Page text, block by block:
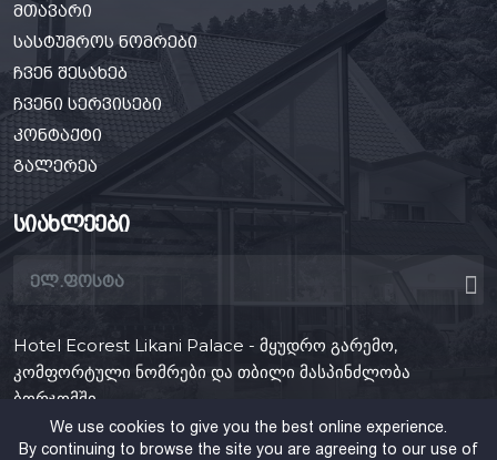
მთავარი
სასტუმროს ნომრები
ჩვენ შესახებ
ჩვენი სერვისები
კონტაქტი
გალერეა
სიახლეები
Hotel Ecorest Likani Palace - მყუდრო გარემო,
კომფორტული ნომრები და თბილი მასპინძლობა
ბორჯომში.
We use cookies to give you the best online experience.
By continuing to browse the site you are agreeing to our use of